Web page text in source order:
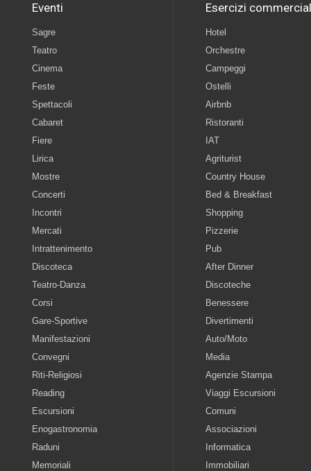
Eventi
Sagre
Teatro
Cinema
Feste
Spettacoli
Cabaret
Fiere
Lirica
Mostre
Concerti
Incontri
Mercati
Intrattenimento
Discoteca
Teatro-Danza
Corsi
Gare-Sportive
Manifestazioni
Convegni
Riti-Religiosi
Reading
Escursioni
Enogastronomia
Raduni
Memoriali
Esercizi
Hotel
Orchestre
Campeggi
Ostelli
Airbnb
Ristoranti
IAT
Agriturist
Country House
Bed & Breakfast
Shopping
Pizzerie
Pub
After Dinner
Discoteche
Benessere
Divertimenti
Auto/Moto
Media
Agenzie Stampa
Viaggi Escursioni
Comuni
Associazioni
Informatica
Immobiliari